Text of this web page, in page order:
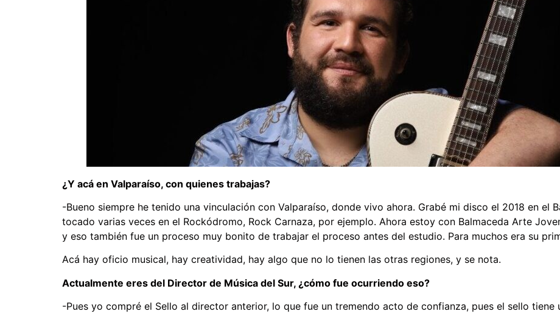
¿Y acá en Valparaíso, con quienes trabajas?
-Bueno siempre he tenido una vinculación con Valparaíso, donde vivo ahora. Grabé mi disco el 2018 en el
tocado varias veces en el Rockódromo, Rock Carnaza, por ejemplo. Ahora estoy con Balmaceda Arte
y eso también fue un proceso muy bonito de trabajar el proceso antes del estudio. Para muchos era su
Acá hay oficio musical, hay creatividad, hay algo que no lo tienen las otras regiones, y se nota.
Actualmente eres del Director de Música del Sur, ¿cómo fue ocurriendo eso?
-Pues yo compré el Sello al director anterior, lo que fue un tremendo acto de confianza, pues el sello tiene